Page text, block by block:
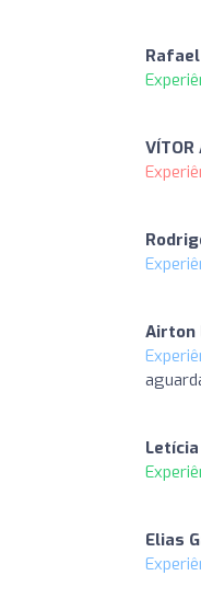
VÍTOR
Airton
Elias